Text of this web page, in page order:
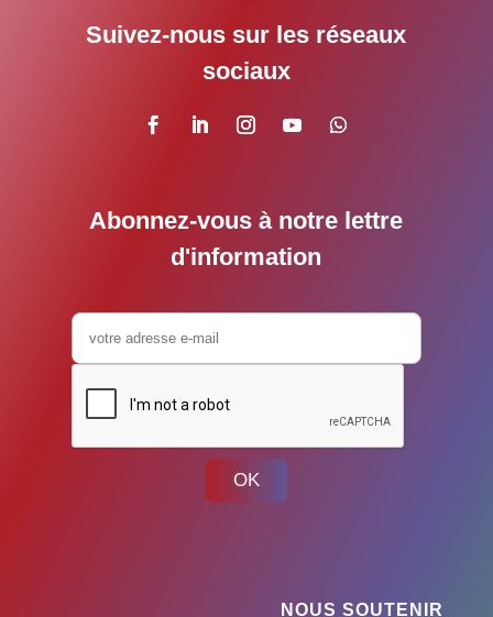
Suivez-nous sur les réseaux
sociaux
Abonnez-vous à notre lettre
d'information
OK
NOUS SOUTENIR